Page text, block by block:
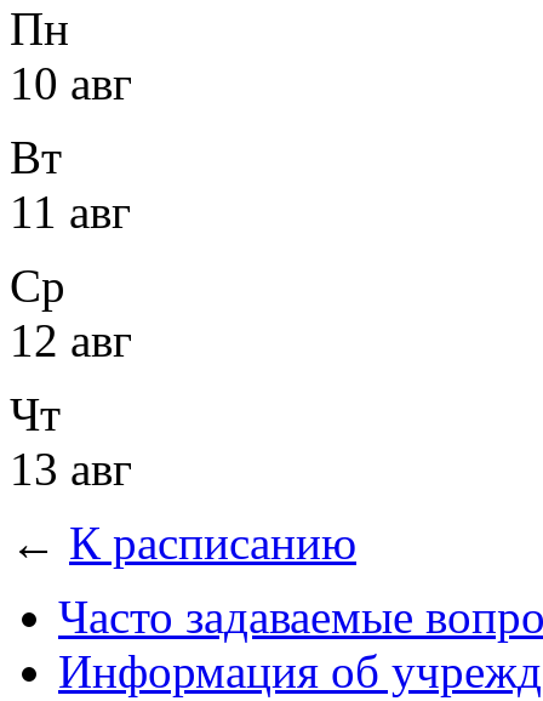
Пн
10 авг
Вт
11 авг
Ср
12 авг
Чт
13 авг
← К расписанию
Часто задаваемые
Информация об